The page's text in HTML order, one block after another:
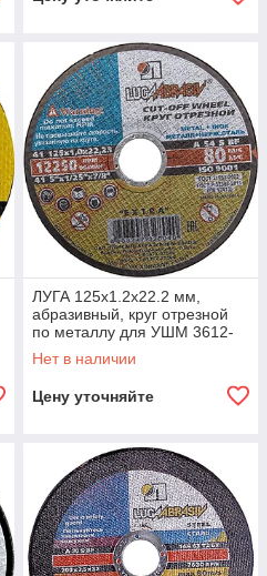
ЛУГА 125х1.2х22.2 мм,
абразивный, круг отрезной
по металлу для УШМ 3612-
125-1,2
Нет в наличии
Цену уточняйте